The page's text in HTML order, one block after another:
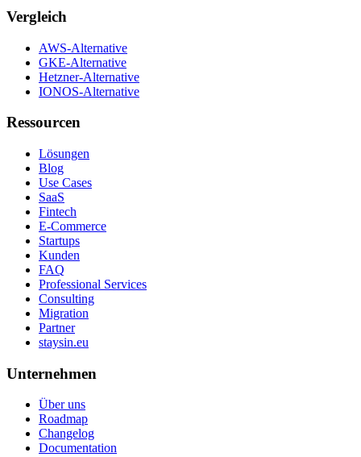
Vergleich
AWS-Alternative
GKE-Alternative
Hetzner-Alternative
IONOS-Alternative
Ressourcen
Lösungen
Blog
Use Cases
SaaS
Fintech
E-Commerce
Startups
Kunden
FAQ
Professional Services
Consulting
Migration
Partner
staysin.eu
Unternehmen
Über uns
Roadmap
Changelog
Documentation